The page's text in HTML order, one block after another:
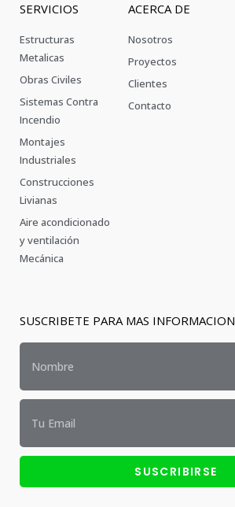
SERVICIOS
Estructuras
Metalicas
Obras Civiles
Sistemas Contra
Incendio
Montajes
Industriales
Construcciones
Livianas
Aire acondicionado
y ventilación
Mecánica
ACERCA DE
Nosotros
Proyectos
Clientes
Contacto
SUSCRIBETE PARA MAS INFORMACION
SUSCRIBIRSE